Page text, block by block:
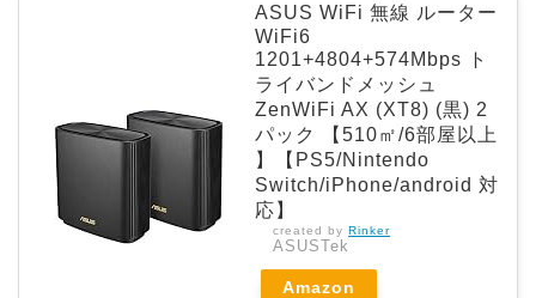
ASUS WiFi 無線 ルーター
WiFi6
1201+4804+574Mbps ト
ライバンドメッシュ
ZenWiFi AX (XT8) (黒) 2
パック 【510㎡/6部屋以上
】【PS5/Nintendo
Switch/iPhone/android 対
応】
created by Rinker
ASUSTek
Amazon